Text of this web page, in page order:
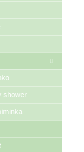
shower